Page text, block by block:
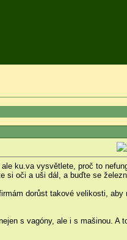
ku.va vysvětlete, proč to
si oči a uši dál, a buďte se
dorůst takové velikosti,
s vagóny, ale i s mašinou. A